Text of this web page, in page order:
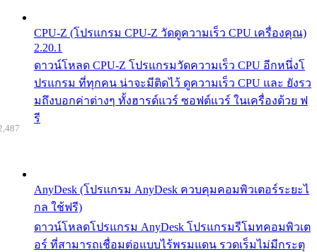
CPU-Z (โปรแกรม CPU-Z วัดดูความเร็ว CPU เครื่องคุณ)
2.20.1
ดาวน์โหลด CPU-Z โปรแกรมวัดความเร็ว CPU อีกหนึ่งโ
ปรแกรม ที่ทุกคน น่าจะมีติดไว้ ดูความเร็ว CPU และ ยังรว
มถึงบอกค่าต่างๆ ทั้งฮารด์แวร์ ซอฟต์แวร์ ในเครื่องด้วย ฟ
รี
AnyDesk (โปรแกรม AnyDesk ควบคุมคอมพิวเตอร์ระยะไ
กล ใช้ฟรี)
ดาวน์โหลดโปรแกรม AnyDesk โปรแกรมรีโมทคอมพิวเต
อร์ ที่สามารถเชื่อมต่อแบบไร้พรมแดน รวดเร็มไม่มีกระตุ